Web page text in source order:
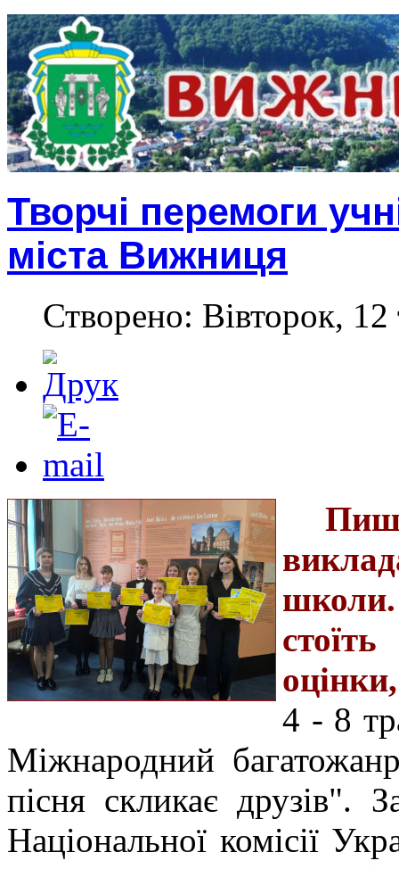
Творчі перемоги
міста Вижниця
Створено: Вівторок,
4 - 8
Міжнародний
пісня скликає друзів".
Національної комісії